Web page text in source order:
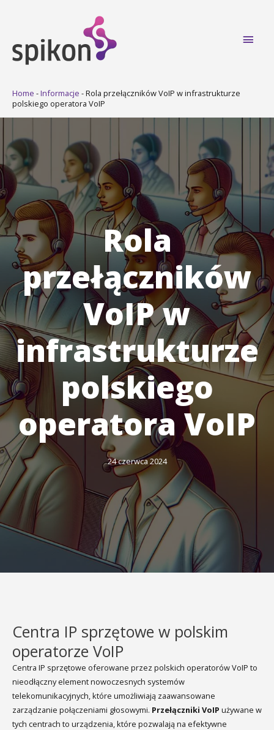
Main
Home -Informacje -Rola przełączników VoIP w infrastrukturze
polskiego operatora VoIP
Rola
przełączników
VoIP w
infrastrukturze
polskiego
operatora VoIP
24 czerwca 2024
Centra IP sprzętowe w polskim
operatorze VoIP
Centra IP sprzętowe oferowane przez polskich operatorów VoIP to
nieodłączny element nowoczesnych systemów
telekomunikacyjnych, które umożliwiają zaawansowane
zarządzanie połączeniami głosowymi. Przełączniki VoIP używane w
tych centrach to urządzenia, które pozwalają na efektywne